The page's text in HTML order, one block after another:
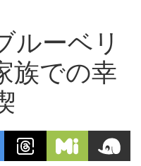
ルーベリ
族での幸